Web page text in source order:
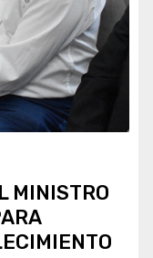
MINISTRO